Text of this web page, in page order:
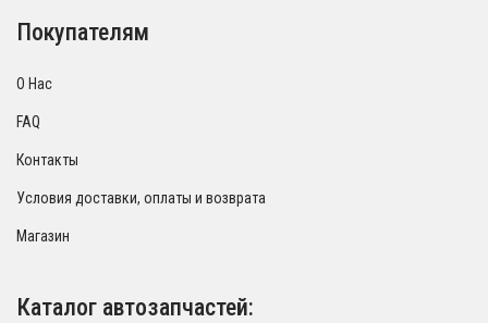
Покупателям
О Нас
FAQ
Контакты
Условия доставки, оплаты и возврата
Магазин
Каталог автозапчастей: